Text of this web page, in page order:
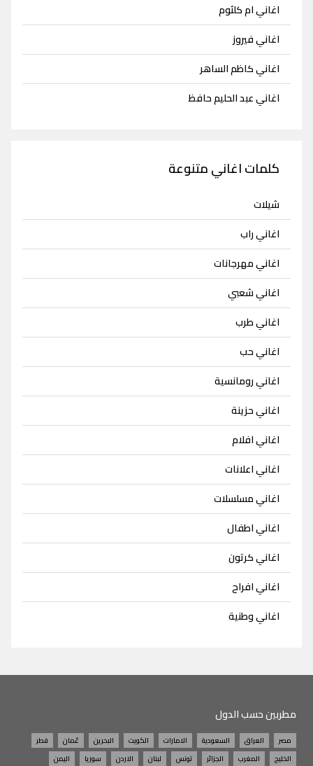
اغاني ام كلثوم
اغاني فيروز
اغاني كاظم الساهر
اغاني عبد الحليم حافظ
كلمات اغاني متنوعة
شيلات
اغاني راب
اغاني مهرجانات
اغاني شعبي
اغاني طرب
اغاني حب
اغاني رومانسية
اغاني حزينة
اغاني افلام
اغاني اعلانات
اغاني مسلسلات
اغاني اطفال
اغاني كرتون
اغاني افراح
اغاني وطنية
مطربين حسب الدول
مصر العراق السعودية الامارات الكويت البحرين عُمان
قطر
الخليج
المغرب الجزائر تونس لبنان الاردن سوريا اليمن